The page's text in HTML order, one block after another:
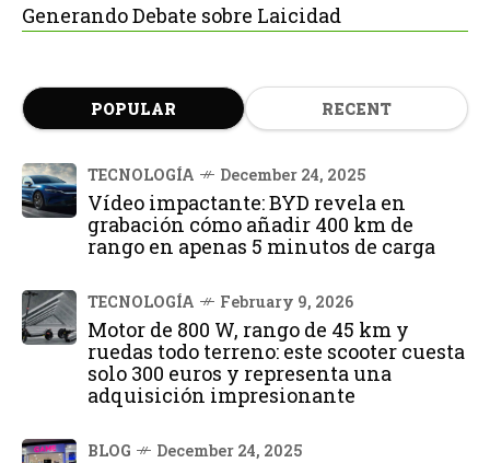
Generando Debate sobre Laicidad
POPULAR RECENT
TECNOLOGÍA December 24, 2025
Vídeo impactante: BYD revela en
grabación cómo añadir 400 km de
rango en apenas 5 minutos de carga
TECNOLOGÍA February 9, 2026
Motor de 800 W, rango de 45 km y
ruedas todo terreno: este scooter cuesta
solo 300 euros y representa una
adquisición impresionante
BLOG December 24, 2025